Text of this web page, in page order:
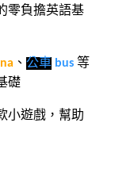
零負擔英語基
、 公車 bus 等
礎
小遊戲，幫助